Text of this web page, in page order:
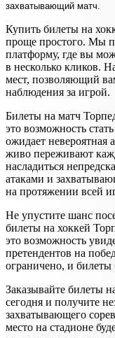
захватывающий матч.
Купить билеты на
проще простого. Мы
платформу, где вы
в несколько кликов.
мест, позволяющий
наблюдения за игрой.
Билеты на матч
это возможность
ожидает невероятная
живо переживают
насладиться
атаками и
на протяжении всей
Не упустите шанс
билеты на хоккей
это возможность
претендентов на
ограничено, и билеты
Заказывайте
сегодня и получите
захватывающего
место на стадионе